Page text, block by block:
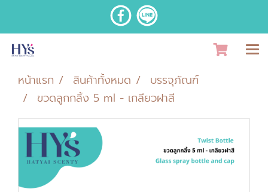
หน้าแรก สินค้าทั้งหมด
บรรจุภัณฑ์
ขวดลูกกลิ้ง 5 ml - เกลียวฝาสี